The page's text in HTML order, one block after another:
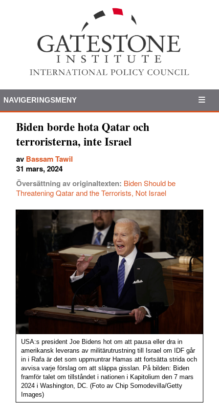
NAVIGERINGSMENY
Biden borde hota Qatar och
terroristerna, inte Israel
av Bassam Tawil
31 mars, 2024
Översättning av originaltexten: Biden Should be
Threatening Qatar and the Terrorists, Not Israel
USA:s president Joe Bidens hot om att pausa eller dra in
amerikansk leverans av militärutrustning till Israel om IDF går
in i Rafa är det som uppmuntrar Hamas att fortsätta strida och
avvisa varje förslag om att släppa gisslan. På bilden: Biden
framför talet om tillståndet i nationen i Kapitolium den 7 mars
2024 i Washington, DC. (Foto av Chip Somodevilla/Getty
Images)